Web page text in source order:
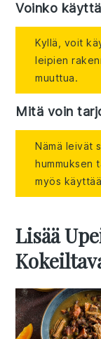
Voinko
Kyllä, voit
leipien
muuttua.
Mitä voin
Nämä leivät
hummuksen
myös
Lisää